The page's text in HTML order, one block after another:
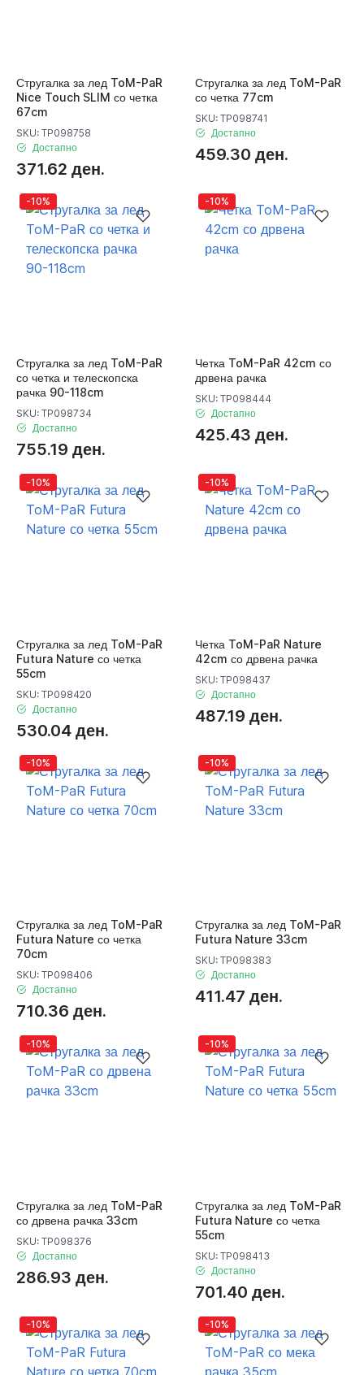
Стругалка за лед ToM-PaR
Nice Touch SLIM со четка
67cm
SKU: TP098758
Достапно
371.62 ден.
Стругалка за лед ToM-PaR
со четка 77cm
SKU: TP098741
Достапно
459.30 ден.
-10%
Стругалка за лед ToM-PaR
со четка и телескопска
рачка 90-118cm
SKU: TP098734
Достапно
755.19 ден.
-10%
Четка ToM-PaR 42cm со
дрвена рачка
SKU: TP098444
Достапно
425.43 ден.
-10%
Стругалка за лед ToM-PaR
Futura Nature со четка
55cm
SKU: TP098420
Достапно
530.04 ден.
-10%
Четка ToM-PaR Nature
42cm со дрвена рачка
SKU: TP098437
Достапно
487.19 ден.
-10%
Стругалка за лед ToM-PaR
Futura Nature со четка
70cm
SKU: TP098406
Достапно
710.36 ден.
-10%
Стругалка за лед ToM-PaR
Futura Nature 33cm
SKU: TP098383
Достапно
411.47 ден.
-10%
Стругалка за лед ToM-PaR
со дрвена рачка 33cm
SKU: TP098376
Достапно
286.93 ден.
-10%
Стругалка за лед ToM-PaR
Futura Nature со четка
55cm
SKU: TP098413
Достапно
701.40 ден.
-10% -10%